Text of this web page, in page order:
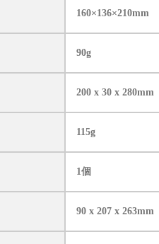
160×136×210mm
90g
200 x 30 x 280mm
115g
1個
90 x 207 x 263mm